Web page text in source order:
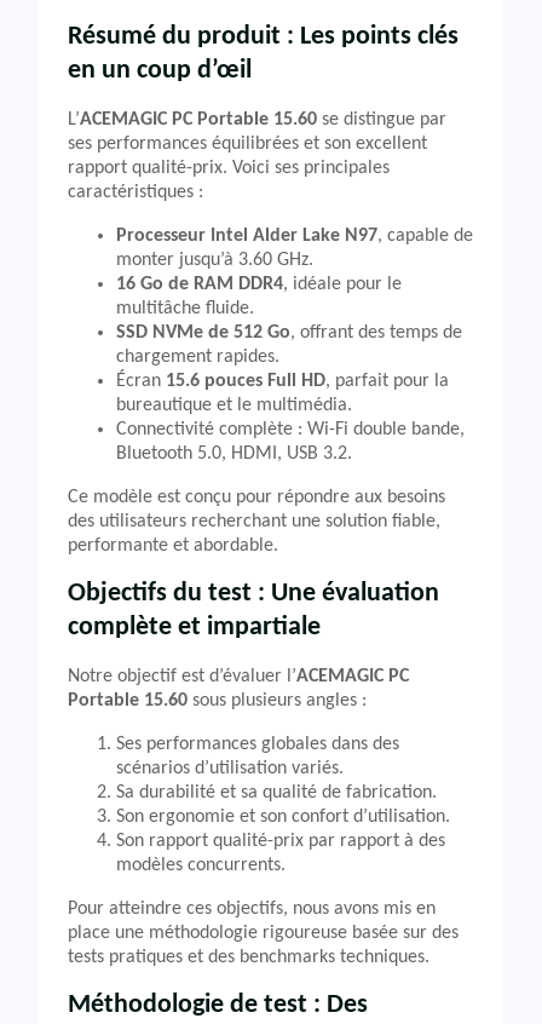
Résumé du produit : Les points clés
en un coup d’œil
L’ACEMAGIC PC Portable 15.60 se distingue par
ses performances équilibrées et son excellent
rapport qualité-prix. Voici ses principales
caractéristiques :
Processeur Intel Alder Lake N97, capable de
monter jusqu’à 3.60 GHz.
16 Go de RAM DDR4, idéale pour le
multitâche fluide.
SSD NVMe de 512 Go, offrant des temps de
chargement rapides.
Écran 15.6 pouces Full HD, parfait pour la
bureautique et le multimédia.
Connectivité complète : Wi-Fi double bande,
Bluetooth 5.0, HDMI, USB 3.2.
Ce modèle est conçu pour répondre aux besoins
des utilisateurs recherchant une solution fiable,
performante et abordable.
Objectifs du test : Une évaluation
complète et impartiale
Notre objectif est d’évaluer l’ACEMAGIC PC
Portable 15.60 sous plusieurs angles :
Ses performances globales dans des
scénarios d’utilisation variés.
Sa durabilité et sa qualité de fabrication.
Son ergonomie et son confort d’utilisation.
Son rapport qualité-prix par rapport à des
modèles concurrents.
Pour atteindre ces objectifs, nous avons mis en
place une méthodologie rigoureuse basée sur des
tests pratiques et des benchmarks techniques.
Méthodologie de test : Des